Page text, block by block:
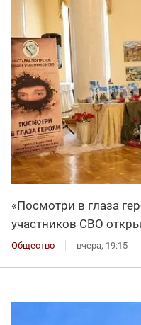
«Посмотри в глаза
участников СВО
Общество вчера, 19:15